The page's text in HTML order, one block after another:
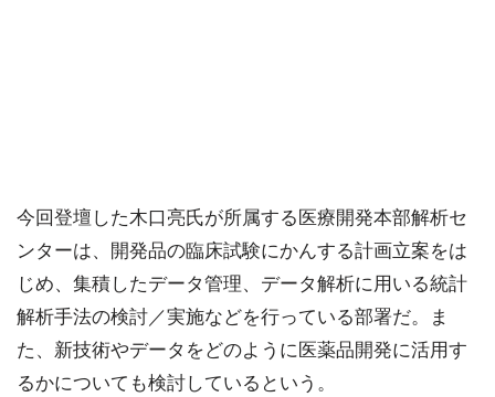
今回登壇した木口亮氏が所属する医療開発本部解析セ
ンターは、開発品の臨床試験にかんする計画立案をは
じめ、集積したデータ管理、データ解析に用いる統計
解析手法の検討／実施などを行っている部署だ。ま
た、新技術やデータをどのように医薬品開発に活用す
るかについても検討しているという。